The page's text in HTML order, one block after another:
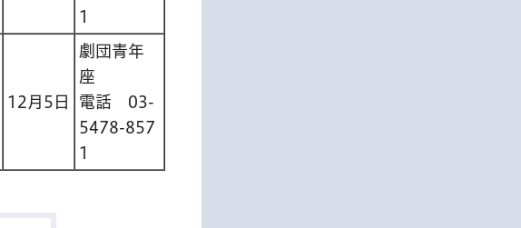
1
12月5日
劇団青年
座
電話 03-
5478-857
1